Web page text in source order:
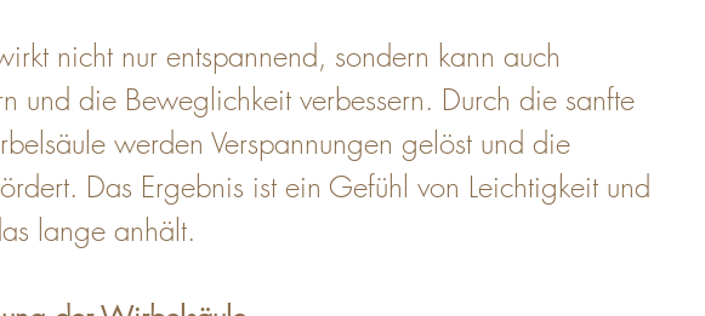
nicht nur entspannend, sondern kann auch
und die Beweglichkeit verbessern. Durch die sanfte
werden Verspannungen gelöst und die
Das Ergebnis ist ein Gefühl von Leichtigkeit und
lange anhält.